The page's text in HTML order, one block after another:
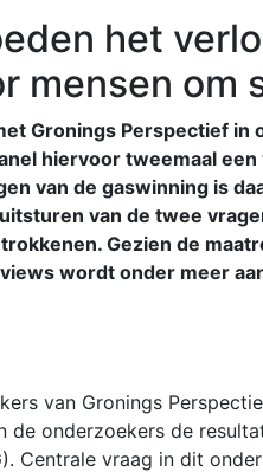
het
mensen
Gronings Perspectief
hiervoor tweemaal
van de gaswinning is
van de twee
Gezien de
wordt onder meer
van Gronings
de onderzoekers de
Centrale vraag in dit